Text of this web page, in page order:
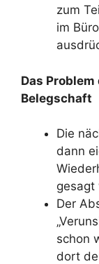
zum
im
Das
Belegschaft
Die
dann
gesagt
Der
schon
dort